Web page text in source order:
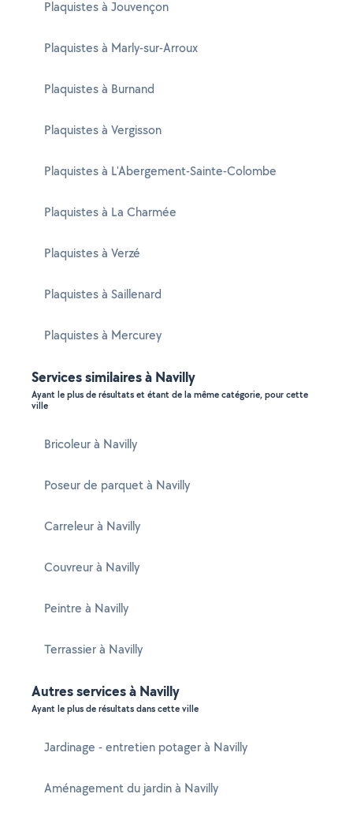
Plaquistes à Jouvençon
Plaquistes à Marly-sur-Arroux
Plaquistes à Burnand
Plaquistes à Vergisson
Plaquistes à L'Abergement-Sainte-Colombe
Plaquistes à La Charmée
Plaquistes à Verzé
Plaquistes à Saillenard
Plaquistes à Mercurey
Services similaires à Navilly
Ayant le plus de résultats et étant de la même catégorie, pour cette
ville
Bricoleur à Navilly
Poseur de parquet à Navilly
Carreleur à Navilly
Couvreur à Navilly
Peintre à Navilly
Terrassier à Navilly
Autres services à Navilly
Ayant le plus de résultats dans cette ville
Jardinage - entretien potager à Navilly
Aménagement du jardin à Navilly